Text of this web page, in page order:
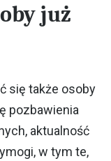
już
się także osoby
pozbawienia
aktualność
w tym te,